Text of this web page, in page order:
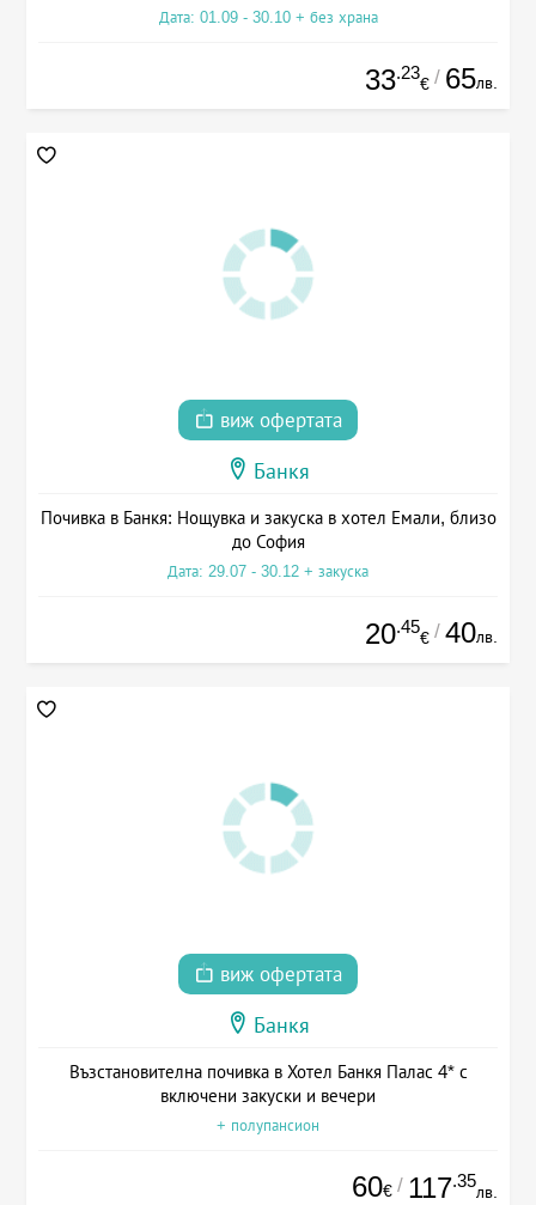
Дата: 01.09 - 30.10 + без храна
33.23
€ / 65лв.
виж офертата
Банкя
Почивка в Банкя: Нощувка и закуска в хотел Емали, близо
до София
Дата: 29.07 - 30.12 + закуска
20.45
€ / 40лв.
виж офертата
Банкя
Възстановителна почивка в Хотел Банкя Палас 4* с
включени закуски и вечери
+ полупансион
60€ / 117.35
лв.